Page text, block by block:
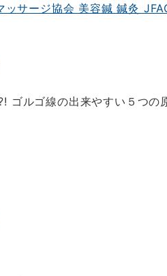
ゴルゴ線の出来やすい５つの